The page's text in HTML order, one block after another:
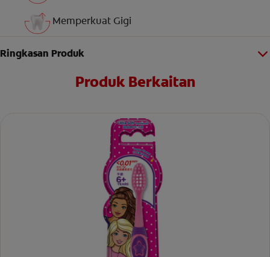
Memperkuat Gigi
Ringkasan Produk
Produk Berkaitan